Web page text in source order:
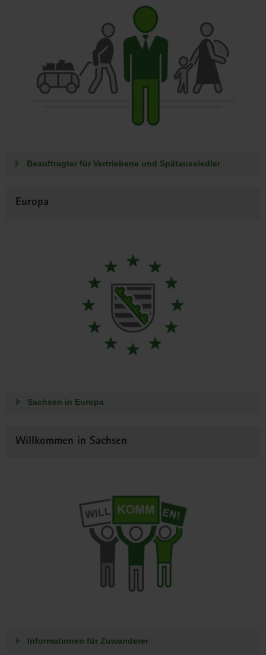
Beauftragter für Vertriebene und Spätaussiedler
Europa
Sachsen in Europa
Willkommen in Sachsen
Informationen für Zuwanderer